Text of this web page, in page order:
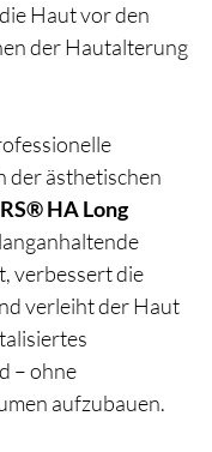
Haut vor den
der Hautalterung
der ästhetischen
HA Long
verbessert die
verleiht der Haut
– ohne
aufzubauen.